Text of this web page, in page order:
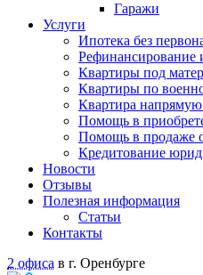
Гаражи
Услуги
Ипотека без
Рефинансирование
Квартиры под
Квартиры по
Квартира напрямую
Помощь в
Помощь в продаже
Кредитование
Новости
Отзывы
Полезная информация
Статьи
Контакты
2 офиса в г. Оренбурге